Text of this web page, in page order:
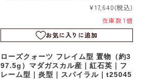
¥17,640(税込)
在庫数 1個
お気に入りに追加
ローズクォーツ フレイム型 置物（約3
97.5g）マダガスカル産｜紅石英｜フ
レーム型｜炎型｜スパイラル｜t25045